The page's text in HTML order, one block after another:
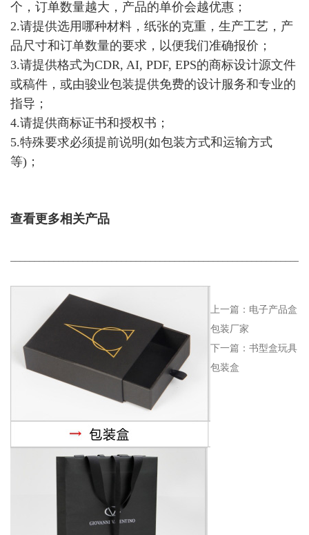
个，订单数量越大，产品的单价会越优惠；
2.请提供选用哪种材料，纸张的克重，生产工艺，产
品尺寸和订单数量的要求，以便我们准确报价；
3.请提供格式为CDR, AI, PDF, EPS的商标设计源文件
或稿件，或由骏业包装提供免费的设计服务和专业的
指导；
4.请提供商标证书和授权书；
5.特殊要求必须提前说明(如包装方式和运输方式
等)；
查看更多相关产品
上一篇： 电子产品盒
包装厂家
下一篇： 书型盒玩具
包装盒